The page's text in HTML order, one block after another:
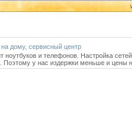
дому, сервисный центр
и телефонов. Настройка
у нас издержки меньше и цены